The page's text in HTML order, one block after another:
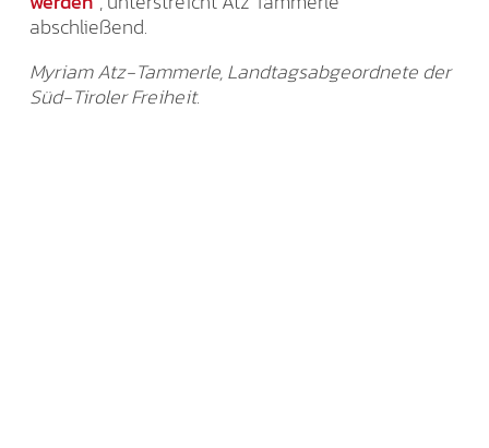
abschließend.
Myriam Atz-Tammerle, Landtagsabgeordnete der
Süd-Tiroler Freiheit.